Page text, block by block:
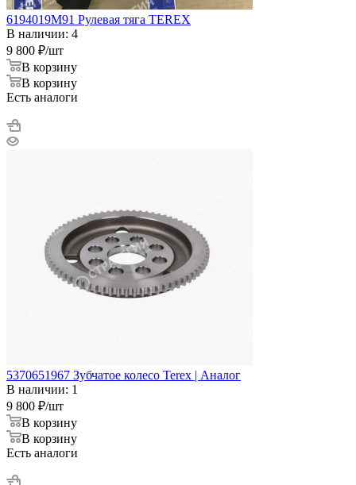
6194019M91 Рулевая тяга TEREX
В наличии: 4
9 800 ₽/шт
В корзину
В корзину
Есть аналоги
5370651967 Зубчатое колесо Terex | Аналог
В наличии: 1
9 800 ₽/шт
В корзину
В корзину
Есть аналоги